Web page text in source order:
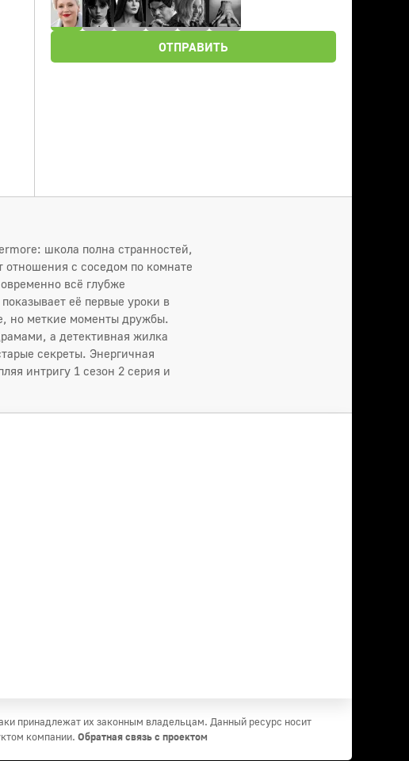
ОТПРАВИТЬ
школа полна странностей,
с соседом по комнате
всё глубже
её первые уроки в
но меткие моменты дружбы.
а детективная жилка
секреты. Энергичная
интригу 1 сезон 2 серия и
принадлежат их законным владельцам. Данный ресурс носит
компании. Обратная связь с проектом